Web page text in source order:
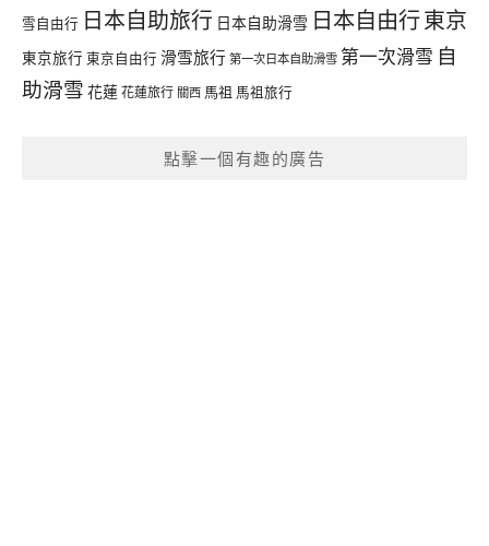
雪自由行 日本自助旅行 日本自助滑雪 日本自由行東京
東京旅行 東京自由行 滑雪旅行 第一次日本自助滑雪 第一次滑雪 自
助滑雪 花蓮花蓮旅行 關西 馬祖 馬祖旅行
點擊一個有趣的廣告